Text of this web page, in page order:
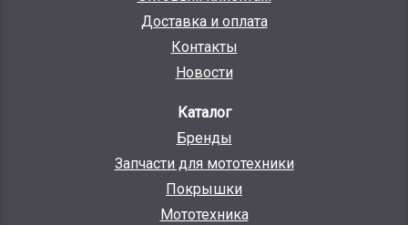
Доставка и оплата
Контакты
Новости
Каталог
Бренды
Запчасти для мототехники
Покрышки
Мототехника